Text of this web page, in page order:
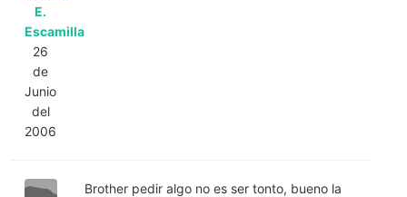
E.
Escamilla
26
de
Junio
del
2006
Brother pedir algo no es ser tonto, bueno la